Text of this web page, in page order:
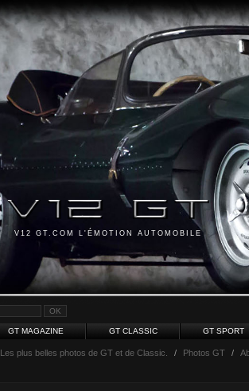
V12 GT.COM L'ÉMOTION AUTOMOBILE
GT MAGAZINE GT CLASSIC GT SPORT
Les plus belles photos de GT et de Classic. / Photos GT /